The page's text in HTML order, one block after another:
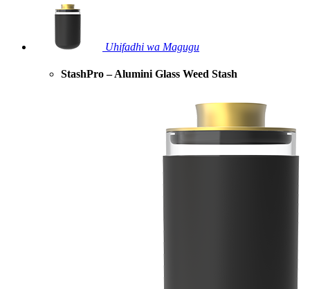
Uhifadhi wa Magugu
StashPro – Alumini Glass Weed Stash